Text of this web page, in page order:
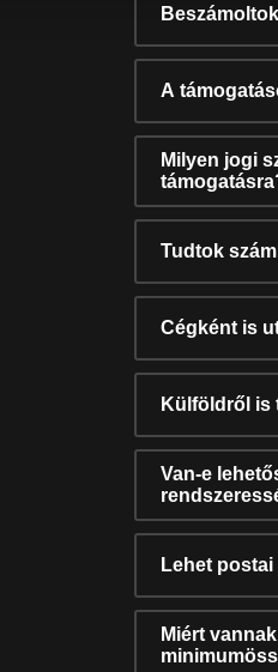
A
Milyen jogi
Tudtok
Cégként is
Külföldről is
Van-e
Lehet
Miért